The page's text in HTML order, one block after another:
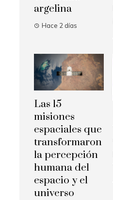
argelina
Hace 2 días
Las 15
misiones
espaciales que
transformaron
la percepción
humana del
espacio y el
universo